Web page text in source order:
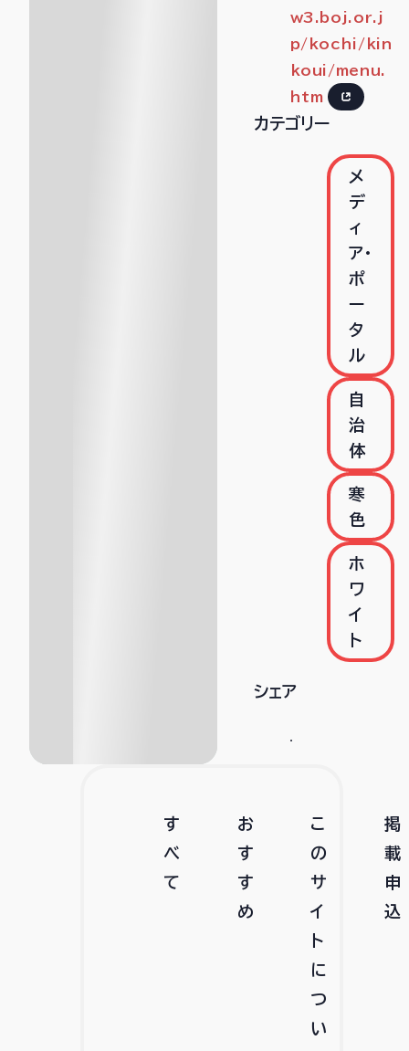
w3.boj.or.j
p/kochi/kin
koui/menu.
htm
カテゴリー
メ
デ
ィ
ア・
ポ
ー
タ
ル
自
治
体
寒
色
ホ
ワ
イ
ト
シェア
す
べ
て
お
す
す
め
こ
の
サ
イ
ト
に
つ
い
掲
載
申
込